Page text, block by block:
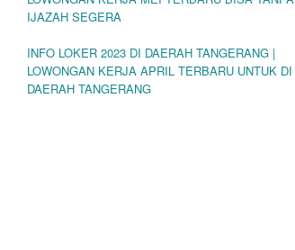
IJAZAH SEGERA
INFO LOKER 2023 DI DAERAH TANGERANG |
LOWONGAN KERJA APRIL TERBARU UNTUK DI
DAERAH TANGERANG